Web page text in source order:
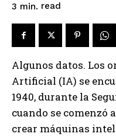
3 min. read
Algunos datos. Los
Artificial (IA) se
1940, durante la
cuando se comenzó
crear máquinas